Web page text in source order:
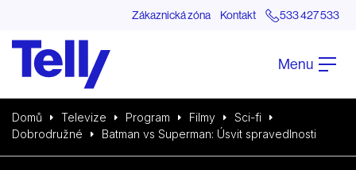
Zákaznická zóna Kontakt 533 427 533
Menu
Domů Televize Program Filmy
Sci-fi
Dobrodružné
Batman vs Superman: Úsvit spravedlnosti